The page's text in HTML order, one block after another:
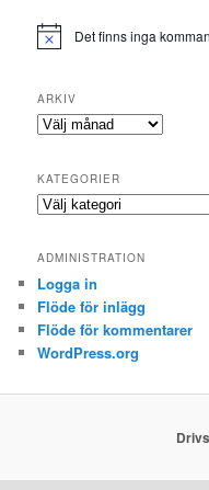
Det finns inga
ARKIV
Arkiv
KATEGORIER
Kategorier
ADMINISTRATION
Logga in
Flöde för inlägg
Flöde för kommentarer
WordPress.org